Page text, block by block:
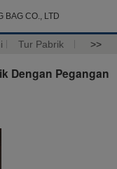
BAG CO., LTD
Tur Pabrik >>
Dengan Pegangan